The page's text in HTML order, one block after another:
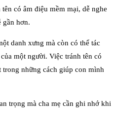
có âm điệu mềm mại, dễ nghe
gần hơn.
danh xưng mà còn có thể tác
một người. Việc tránh tên có
những cách giúp con mình
trọng mà cha mẹ cần ghi nhớ khi